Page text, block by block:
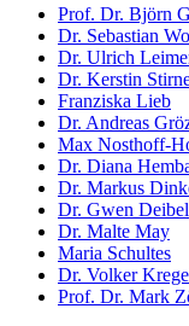
Prof. Dr. Björn
Dr. Sebastian
Dr. Ulrich
Dr. Kerstin
Franziska Lieb
Dr. Andreas
Max Nosthoff-
Dr. Diana
Dr. Markus
Dr. Gwen Deibel
Dr. Malte May
Maria Schultes
Dr. Volker
Prof. Dr. Mark